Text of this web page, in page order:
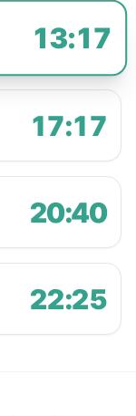
13:17
17:17
20:40
22:25